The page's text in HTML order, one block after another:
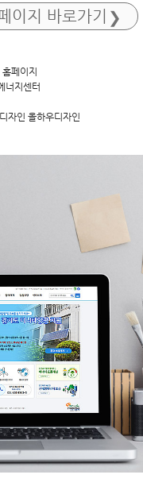
이지 바로가기
페이지
너지센터
자인 올하우디자인